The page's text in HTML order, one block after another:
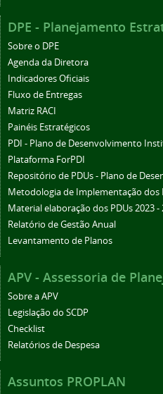
DPE - Planejamento
Sobre o DPE
Agenda da Diretora
Indicadores Oficiais
Fluxo de Entregas
Matriz RACI
Painéis Estratégicos
PDI - Plano de Desenvolvimento
Plataforma ForPDI
Repositório de PDUs - Plano de
Metodologia de Implementação dos
Material elaboração dos PDUs 2023 -
Relatório de Gestão Anual
Levantamento de Planos
APV - Assessoria de
Sobre a APV
Legislação do SCDP
Checklist
Relatórios de Despesa
Assuntos PROPLAN